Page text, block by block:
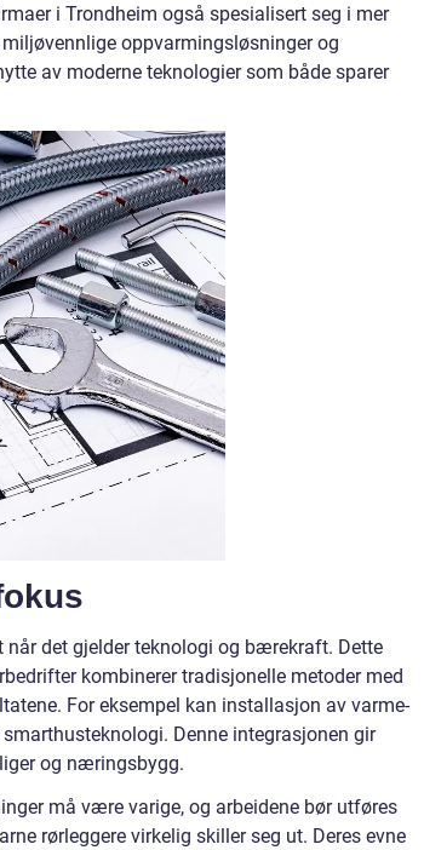
i Trondheim også spesialisert seg i mer
oppvarmingsløsninger og
av moderne teknologier som både sparer
det gjelder teknologi og bærekraft. Dette
kombinerer tradisjonelle metoder med
For eksempel kan installasjon av varme-
Denne integrasjonen gir
og næringsbygg.
må være varige, og arbeidene bør utføres
rørleggere virkelig skiller seg ut. Deres evne